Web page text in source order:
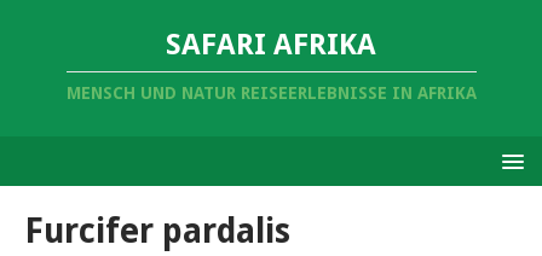
SAFARI AFRIKA
MENSCH UND NATUR REISEERLEBNISSE IN AFRIKA
Furcifer pardalis